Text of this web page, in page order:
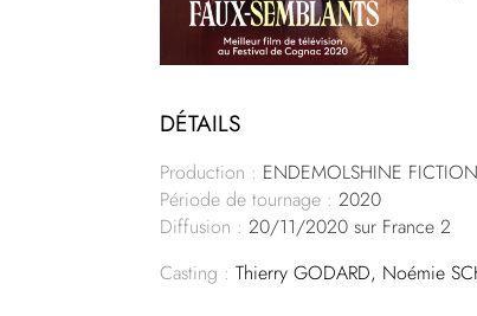
DÉTAILS
Production : ENDEMOLSHINE FICTION
Période de tournage : 2020
Diffusion : 20/11/2020 sur France 2
Casting : Thierry GODARD, Noémie